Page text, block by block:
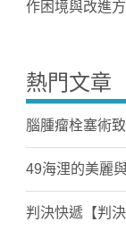
作困境與改進
熱門文章
腦腫瘤栓塞術
49海浬的美麗
判決快遞【判決